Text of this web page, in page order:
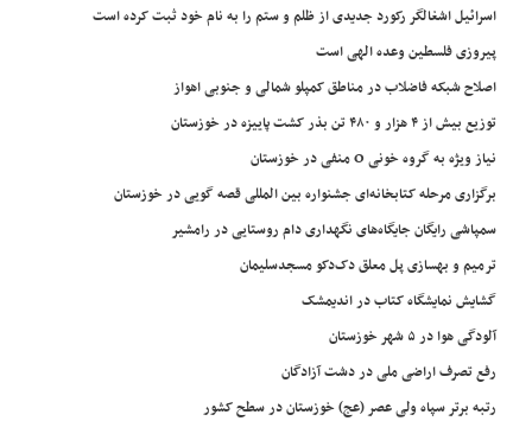
اسرائیل اشغالگر رکورد جدیدی از ظلم و ستم را به نام خود ثبت کرده است
پیروزی فلسطین وعده الهی است
اصلاح شبکه فاضلاب در مناطق کمپلو شمالی و جنوبی اهواز
توزیع بیش از ۴ هزار و ۴۸۰ تن بذر کشت پاییزه در خوزستان
نیاز ویژه به گروه خونی O منفی در خوزستان
برگزاری مرحله کتابخانه‌ای جشنواره بین المللی قصه گویی در خوزستان
سمپاشی رایگان جایگاه‌های نگهداری دام روستایی در رامشیر
ترمیم و بهسازی پل معلق دک‌دکو مسجدسلیمان
گشایش نمایشگاه کتاب در اندیمشک
آلودگی هوا در ۵ شهر خوزستان
رفع تصرف اراضی ملی در دشت آزادگان
رتبه برتر سپاه ولی عصر (عج) خوزستان در سطح کشور